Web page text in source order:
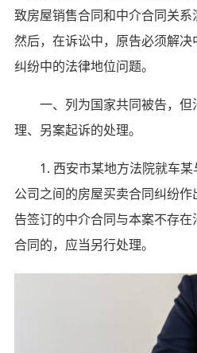
致房屋销售合同和中介合同关系
然后，在诉讼中，原告必须解
纠纷中的法律地位问题。
一、列为国家共同被告，但
理、另案起诉的处理。
1. 西安市某地方法院就车某
公司之间的房屋买卖合同纠纷
告签订的中介合同与本案不存
合同的，应当另行处理。